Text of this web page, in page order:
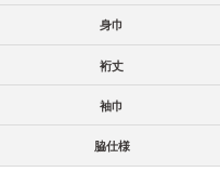
身巾
裄丈
袖巾
脇仕様